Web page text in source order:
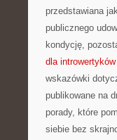
przedstawiana
publicznego
kondycję,
dla introwertyków
wskazówki
publikowane na
porady, które
siebie bez